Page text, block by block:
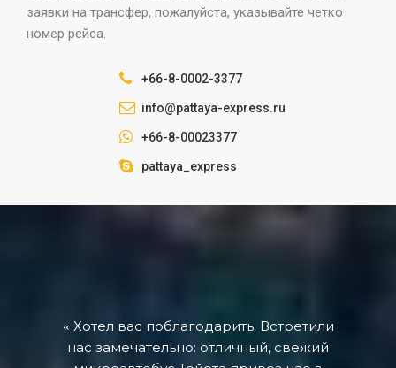
заявки на трансфер, пожалуйста, указывайте четко
номер рейса.
+66-8-0002-3377
info@pattaya-express.ru
+66-8-00023377
pattaya_express
Хотел вас поблагодарить. Встретили
нас замечательно: отличный, свежий